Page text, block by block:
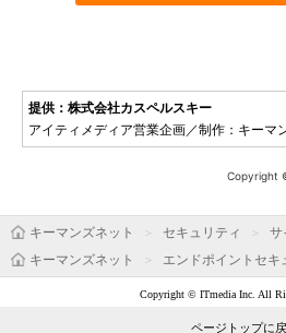
提供：株式会社カスペルスキー
アイティメディア営業企画／制作：キーマ
Copyright
キーマンズネット セキュリティ サ
キーマンズネット
エンドポイントセキ
Copyright © ITmedia Inc. All
ページトップに